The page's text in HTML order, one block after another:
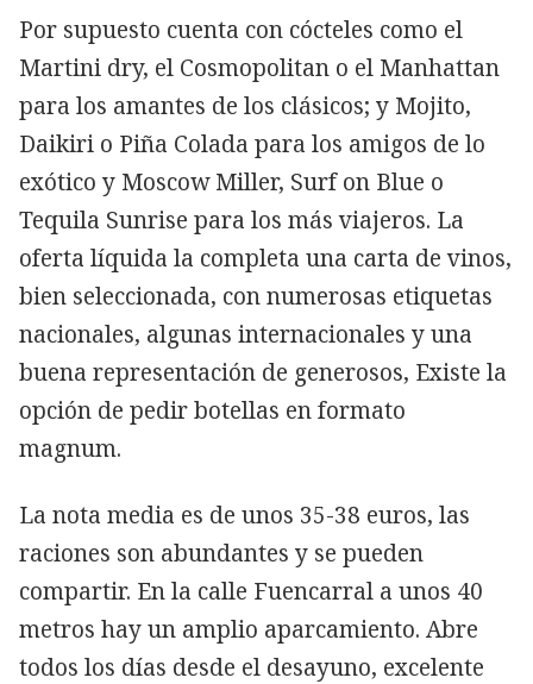
Por supuesto cuenta con cócteles como el
Martini dry, el Cosmopolitan o el Manhattan
para los amantes de los clásicos; y Mojito,
Daikiri o Piña Colada para los amigos de lo
exótico y Moscow Miller, Surf on Blue o
Tequila Sunrise para los más viajeros. La
oferta líquida la completa una carta de vinos,
bien seleccionada, con numerosas etiquetas
nacionales, algunas internacionales y una
buena representación de generosos, Existe la
opción de pedir botellas en formato
magnum.
La nota media es de unos 35-38 euros, las
raciones son abundantes y se pueden
compartir. En la calle Fuencarral a unos 40
metros hay un amplio aparcamiento. Abre
todos los días desde el desayuno, excelente